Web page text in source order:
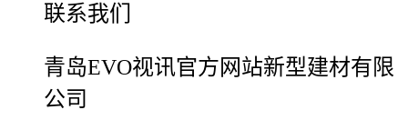
联系我们
青岛EVO视讯官方网站新型建材有限
公司